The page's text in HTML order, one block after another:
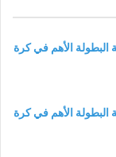
البطولة الأهم في كرة
البطولة الأهم في كرة